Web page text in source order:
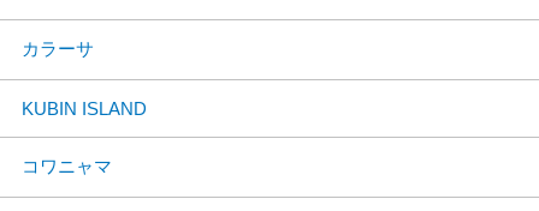
カラーサ
KUBIN ISLAND
コワニャマ